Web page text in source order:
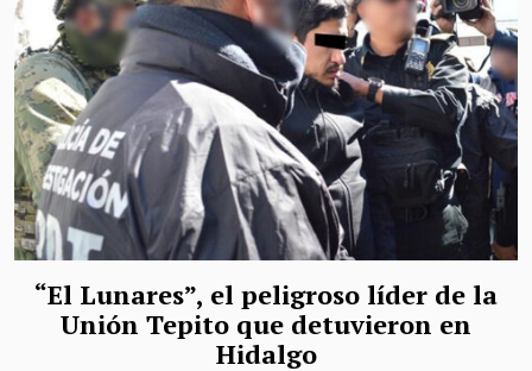
“El Lunares”, el peligroso líder de la
Unión Tepito que detuvieron en
Hidalgo